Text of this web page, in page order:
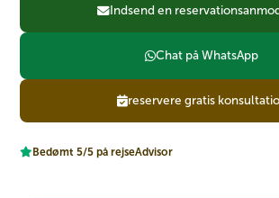
Indsend en
Chat på WhatsApp
reservere gratis
Bedømt 5/5 på rejseAdvisor